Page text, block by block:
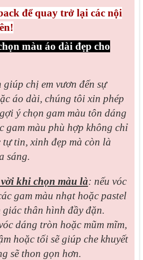
để quay trở lại các nội
màu áo dài đẹp cho
chị em vươn đến sự
áo dài, chúng tôi xin phép
ý chọn gam màu tôn dáng
gam màu phù hợp không chỉ
tin, xinh đẹp mà còn là
sáng.
khi chọn màu là: nếu vóc
gam màu nhạt hoặc pastel
giác thân hình đầy đặn.
dáng tròn hoặc mũm mĩm,
hoặc tối sẽ giúp che khuyết
sẽ thon gọn hơn.